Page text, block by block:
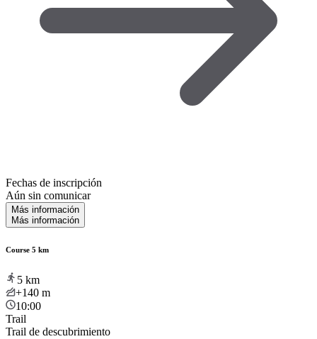
Fechas de inscripción
Aún sin comunicar
Más información
Más información
Course 5 km
5 km
+140 m
10:00
Trail
Trail de descubrimiento